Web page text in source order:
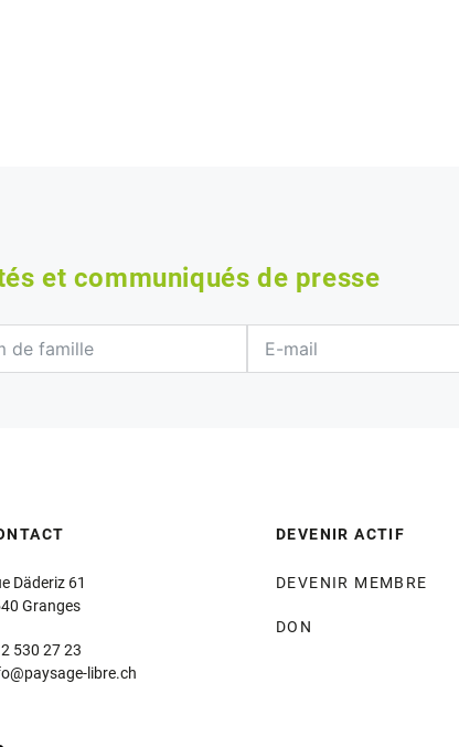
et communiqués de presse
Däderiz 61
Granges
530 27 23
libre.ch
DEVENIR ACTIF
DEVENIR MEMBRE
DON